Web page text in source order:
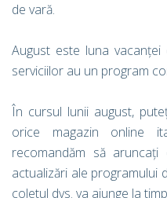
de vară.
August este luna
serviciilor au un program
În cursul lunii august,
orice magazin online
recomandăm să
actualizări ale programului
coletul dvs. va ajunge la